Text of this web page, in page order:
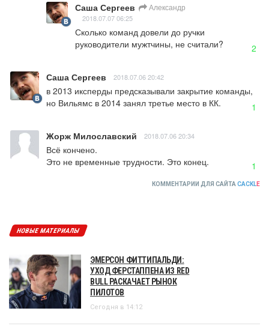
Саша Сергеев Александр
2018.07.07 06:25
Сколько команд довели до ручки
руководители мужтчины, не считали?
2
Саша Сергеев 2018.07.06 20:42
в 2013 иксперды предсказывали закрытие команды,
но Вильямс в 2014 занял третье место в КК.
1
Жорж Милославский 2018.07.06 20:34
Всё кончено.
Это не временные трудности. Это конец.
1
КОММЕНТАРИИ ДЛЯ САЙТА CACKLE
НОВЫЕ МАТЕРИАЛЫ
ЭМЕРСОН ФИТТИПАЛЬДИ:
УХОД ФЕРСТАППЕНА ИЗ RED
BULL РАСКАЧАЕТ РЫНОК
ПИЛОТОВ
Сегодня в 14:12